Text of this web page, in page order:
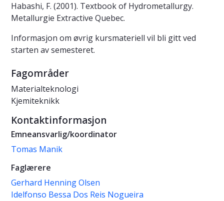
Habashi, F. (2001). Textbook of Hydrometallurgy.
Metallurgie Extractive Quebec.
Informasjon om øvrig kursmateriell vil bli gitt ved
starten av semesteret.
Fagområder
Materialteknologi
Kjemiteknikk
Kontaktinformasjon
Emneansvarlig/koordinator
Tomas Manik
Faglærere
Gerhard Henning Olsen
Idelfonso Bessa Dos Reis Nogueira